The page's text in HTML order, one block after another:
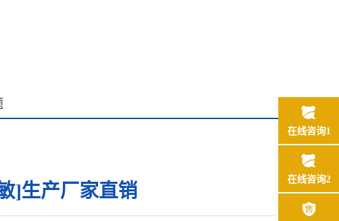
]生产厂家直销
在线咨询1
在线咨询2